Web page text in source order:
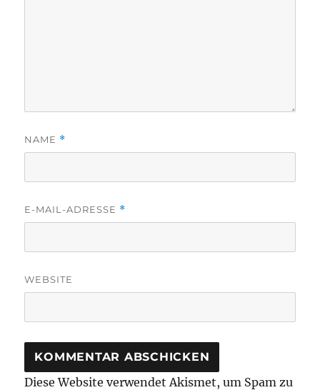
NAME *
E-MAIL-ADRESSE *
WEBSITE
Diese Website verwendet Akismet, um Spam zu